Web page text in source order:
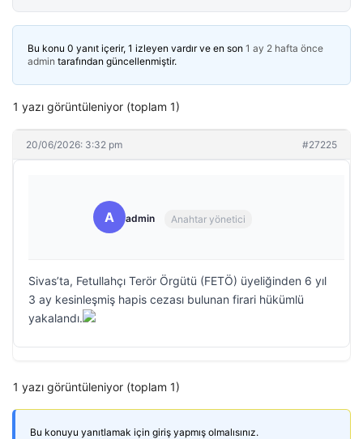
Bu konu 0 yanıt içerir, 1 izleyen vardır ve en son 1 ay 2 hafta önce
admin tarafından güncellenmiştir.
1 yazı görüntüleniyor (toplam 1)
20/06/2026: 3:32 pm #27225
A admin Anahtar yönetici
Sivas’ta, Fetullahçı Terör Örgütü (FETÖ) üyeliğinden 6 yıl
3 ay kesinleşmiş hapis cezası bulunan firari hükümlü
yakalandı.
1 yazı görüntüleniyor (toplam 1)
Bu konuyu yanıtlamak için giriş yapmış olmalısınız.